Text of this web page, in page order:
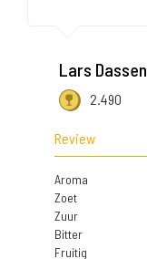
Lars Dassen
2.490
Review
Aroma
Zoet
Zuur
Bitter
Fruitig